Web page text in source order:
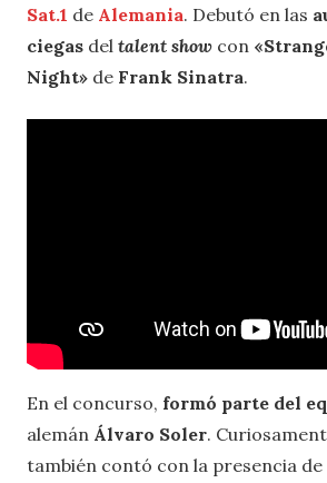
Sat.1 de Alemania. Debutó en las
ciegas del talent show con
Night» de Frank Sinatra.
En el concurso, formó parte del
alemán Álvaro Soler.
también contó con la presencia de